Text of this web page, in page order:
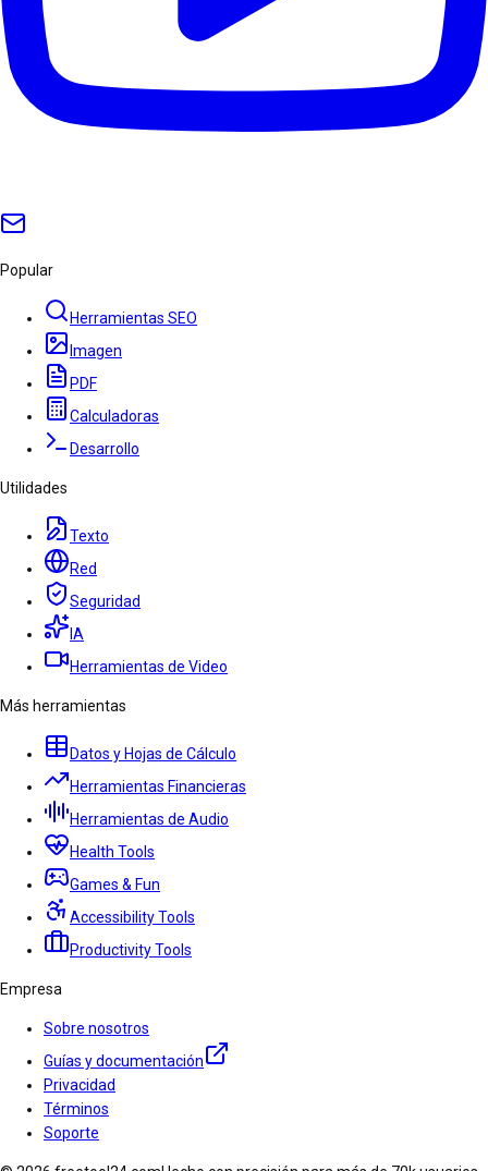
Popular
Herramientas SEO
Imagen
PDF
Calculadoras
Desarrollo
Utilidades
Texto
Red
Seguridad
IA
Herramientas de Video
Más herramientas
Datos y Hojas de Cálculo
Herramientas Financieras
Herramientas de Audio
Health Tools
Games & Fun
Accessibility Tools
Productivity Tools
Empresa
Sobre nosotros
Guías y documentación
Privacidad
Términos
Soporte